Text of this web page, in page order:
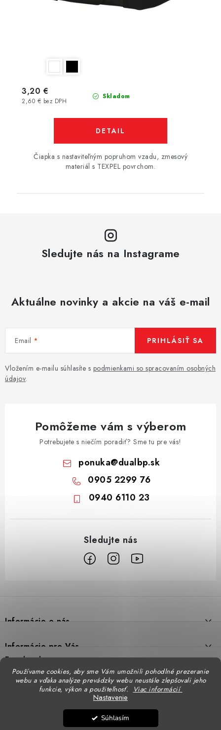
Používame cookies, aby sme Vám umožnili pohodlné prezeranie
webu a vďaka analýze prevádzky webu neustále zlepšovali jeho
funkcie, výkon a použiteľnosť.
Viac informácií
Nastavenie
Súhlasím
Skladom
2,60 € bez DPH
3,20 €
DETAIL
Čiapka s nastaviteľným popruhom vzadu, zmesový
materiál s TEXPEL povrchom.
Sledujte nás na Instagrame
Aktuálne novinky a akcie na váš e-mail
Email
Vložením e-mailu súhlasíte s podmienkami so spracovaním osobných
údajov.
PRIHLÁSIŤ SA
Pomôžeme vám s výberom
Potrebujete s niečím poradiť? Sme tu pre vás!
ponuka@dualbp.sk
0905 2299 76
0940 6110 23
p
i
Informácie o nás
Prečo DUAL BP
Predajne
Doprava
Informácie pre Vás
Formulár na výmenu tovaru
Facebook
Katalógy
STENSO - kompletné OOPP